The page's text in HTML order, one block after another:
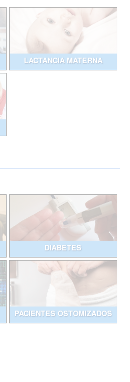
LACTANCIA MATERNA
DIABETES
PACIENTES OSTOMIZADOS